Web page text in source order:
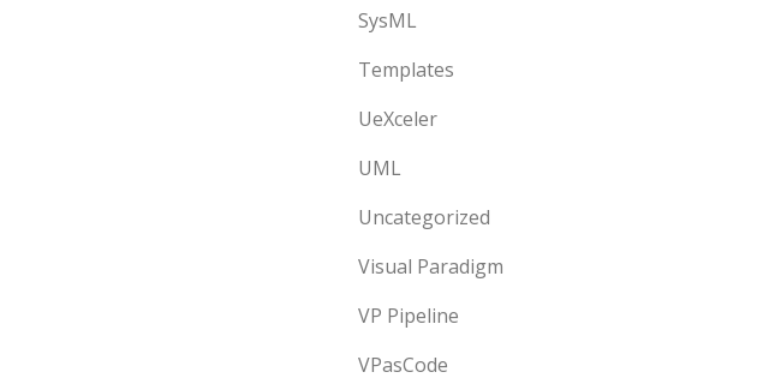
SysML
Templates
UeXceler
UML
Uncategorized
Visual Paradigm
VP Pipeline
VPasCode